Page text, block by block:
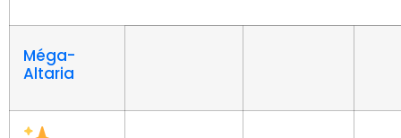
Méga-
Altaria